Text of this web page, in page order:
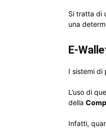
Si tratta di
una
E-
I sistemi di
L’uso di
della
Infatti,